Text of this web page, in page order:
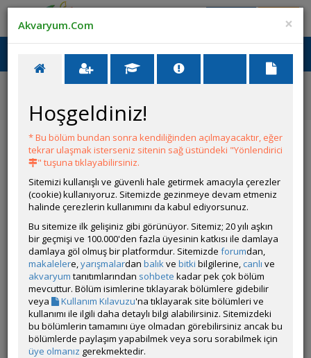
Ana Menü
Ana Sayfa
Tatlı Su Canlıları
Diğer Cichlidler
Mouthbrooder)
Pseudocrenilabrus multicolor victoriae
(Victorian Mouthbrooder)
Grubun Diğer Türleri
Liste
×
Akvaryum.Com
Hoşgeldiniz!
* Bu bölüm bundan sonra kendiliğinden açılmayacaktır, eğer
tekrar ulaşmak isterseniz sitenin sağ üstündeki "Yönlendirici
" tuşuna tıklayabilirsiniz.
Sitemizi kullanışlı ve güvenli hale getirmek amacıyla çerezler
(cookie) kullanıyoruz. Sitemizde gezinmeye devam etmeniz
halinde çerezlerin kullanımını da kabul ediyorsunuz.
Bu sitemize ilk gelişiniz gibi görünüyor. Sitemiz; 20 yılı aşkın
bir geçmişi ve 100.000'den fazla üyesinin katkısı ile damlaya
damlaya göl olmuş bir platformdur. Sitemizde forumdan,
makalelere,yarışmalardan balıkve bitki bilgilerine, canlı ve
akvaryum tanıtımlarından sohbete kadar pek çok bölüm
mevcuttur. Bölüm isimlerine tıklayarak bölümlere gidebilir
veya
Kullanım Kılavuzu'na tıklayarak site bölümleri ve
kullanımı ile ilgili daha detaylı bilgi alabilirsiniz. Sitemizdeki
bu bölümlerin tamamını üye olmadan görebilirsiniz ancak bu
bölümlerde paylaşım yapabilmek veya soru sorabilmek için
üye olmanız gerekmektedir.